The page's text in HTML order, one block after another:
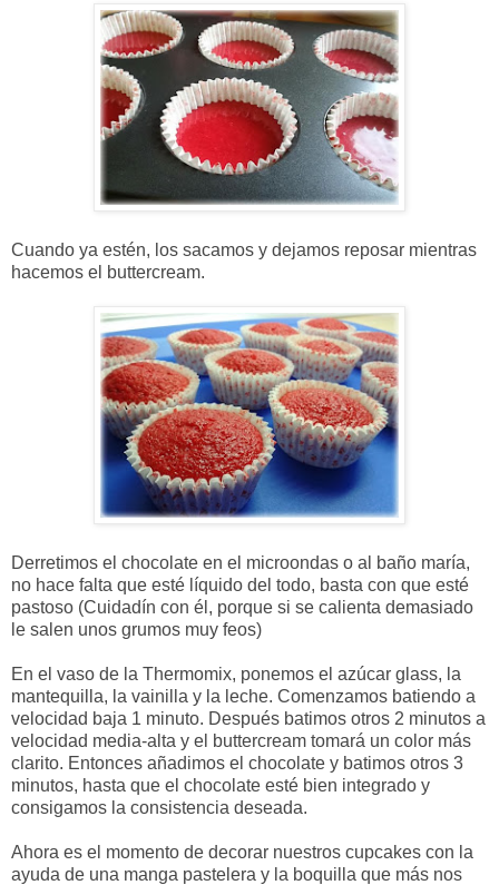
Cuando ya estén, los sacamos y dejamos reposar mientras
hacemos el buttercream.
Derretimos el chocolate en el microondas o al baño maría,
no hace falta que esté líquido del todo, basta con que esté
pastoso (Cuidadín con él, porque si se calienta demasiado
le salen unos grumos muy feos)
En el vaso de la Thermomix, ponemos el azúcar glass, la
mantequilla, la vainilla y la leche. Comenzamos batiendo a
velocidad baja 1 minuto. Después batimos otros 2 minutos a
velocidad media-alta y el buttercream tomará un color más
clarito. Entonces añadimos el chocolate y batimos otros 3
minutos, hasta que el chocolate esté bien integrado y
consigamos la consistencia deseada.
Ahora es el momento de decorar nuestros cupcakes con la
ayuda de una manga pastelera y la boquilla que más nos